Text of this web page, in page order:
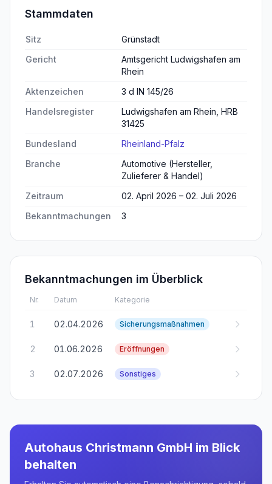
Stammdaten
Sitz
Grünstadt
Gericht
Amtsgericht Ludwigshafen am
Rhein
Aktenzeichen
3 d IN 145/26
Handelsregister
Ludwigshafen am Rhein, HRB
31425
Bundesland
Rheinland-Pfalz
Branche
Automotive (Hersteller,
Zulieferer & Handel)
Zeitraum
02. April 2026 – 02. Juli 2026
Bekanntmachungen
3
Bekanntmachungen im Überblick
Nr. Datum Kategorie
1 02.04.2026 Sicherungsmaßnahmen
2 01.06.2026 Eröffnungen
3 02.07.2026 Sonstiges
Autohaus Christmann GmbH im Blick
behalten